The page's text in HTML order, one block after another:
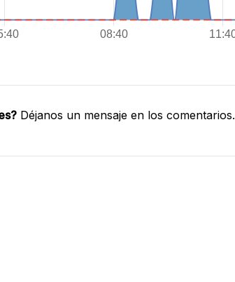
Déjanos un mensaje en los comentarios.